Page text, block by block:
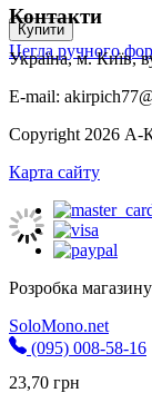
Купити
Цегла ручного
23,70 грн
Контакти
Україна, м. Київ,
E-mail:
Copyright 2026 А-
Карта сайту
Розробка
SoloMono.net
(095) 008-58-16